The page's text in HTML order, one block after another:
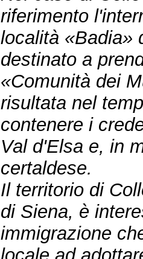
riferimento
località «Badia»
destinato a
«Comunità dei
risultata nel
contenere i
Val d'Elsa e, in
certaldese.
Il territorio di
di Siena, è
immigrazione